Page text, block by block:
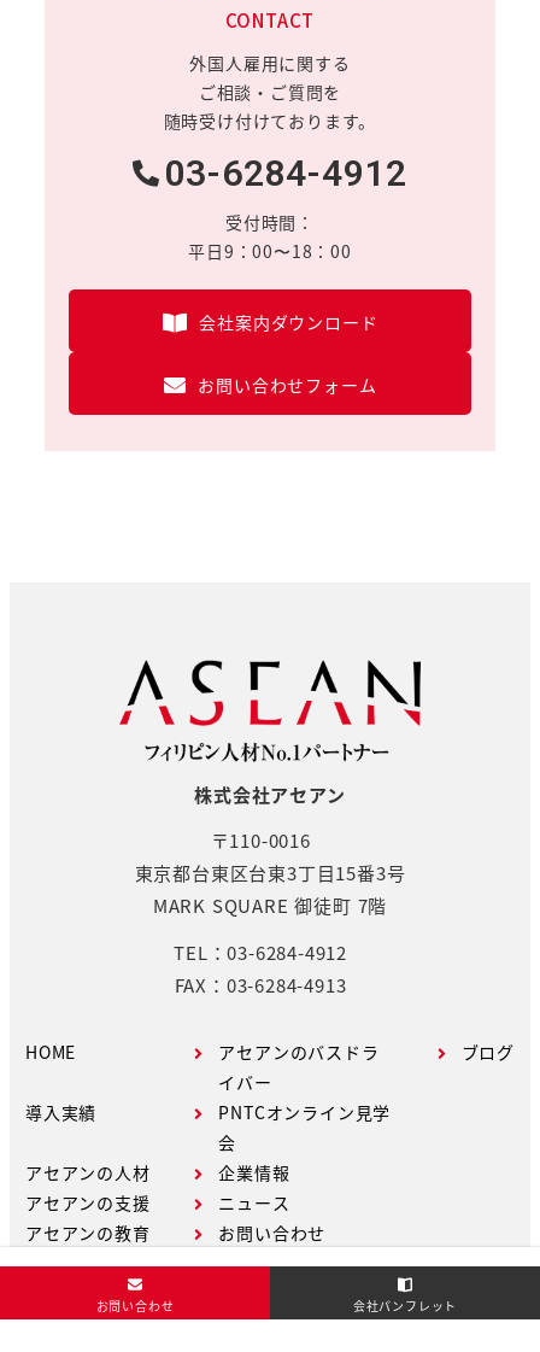
CONTACT
外国人雇用に関する
ご相談・ご質問を
随時受け付けております。
03-6284-4912
受付時間：
平日9：00〜18：00
会社案内ダウンロード
お問い合わせフォーム
株式会社アセアン
〒110-0016
東京都台東区台東3丁目15番3号
MARK SQUARE 御徒町 7階
TEL：03-6284-4912
FAX：03-6284-4913
HOME
導入実績
アセアンの人材
アセアンの支援
アセアンの教育
アセアンのバスドラ
イバー
PNTCオンライン見学
会
企業情報
ニュース
お問い合わせ
ブログ
Copyright © ASEAN Co.,Ltd. All Rights Reserved.
お問い合わせ 会社パンフレット